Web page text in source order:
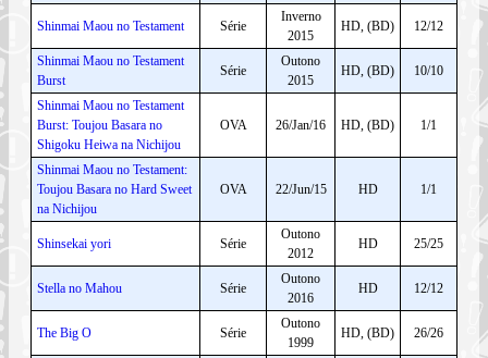
Shinmai Maou no Testament Série
Inverno
2015
HD, (BD) 12/12
Shinmai Maou no Testament
Burst
Série
Outono
2015
HD, (BD) 10/10
Shinmai Maou no Testament
Burst: Toujou Basara no
Shigoku Heiwa na Nichijou
OVA 26/Jan/16 HD, (BD) 1/1
Shinmai Maou no Testament:
Toujou Basara no Hard Sweet
na Nichijou
OVA 22/Jun/15 HD 1/1
Shinsekai yori Série
Outono
2012
HD 25/25
Stella no Mahou Série
Outono
2016
HD 12/12
The Big O Série
Outono
1999
HD, (BD) 26/26